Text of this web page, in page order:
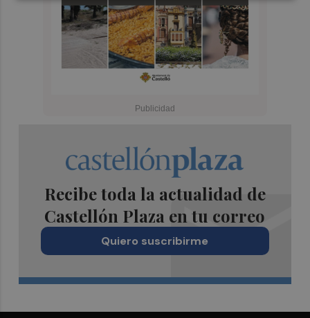
Recibe toda la actualidad de
Castellón Plaza en tu correo
Quiero suscribirme